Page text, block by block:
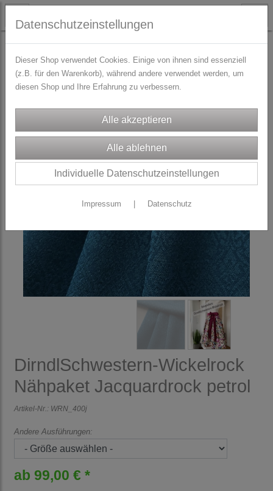
STOFFE WICKELROCK-Stoffpakete DirndlSchwestern
DirndlSchwestern-Wickelrock
Nähpaket Jacquardrock petrol
Artikel-Nr.: WRN_400j
Andere Ausführungen:
ab 99,00 € *
Datenschutzeinstellungen
Dieser Shop verwendet Cookies. Einige von ihnen sind essenziell
(z.B. für den Warenkorb), während andere verwendet werden, um
diesen Shop und Ihre Erfahrung zu verbessern.
Individuelle Datenschutzeinstellungen
Impressum Datenschutz